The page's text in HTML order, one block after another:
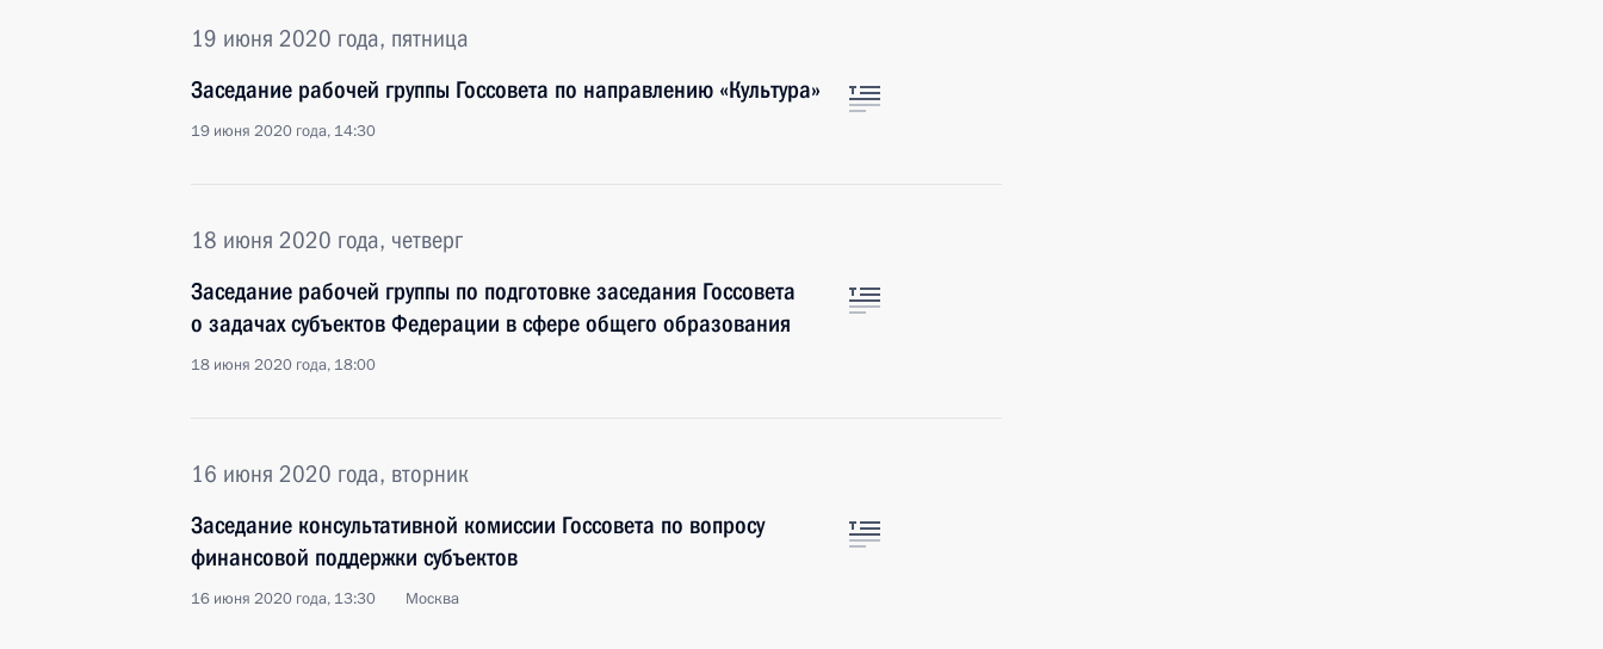
19 июня 2020 года, пятница
Заседание рабочей группы Госсовета по направлению «Культура»
19 июня 2020 года, 14:30
18 июня 2020 года, четверг
Заседание рабочей группы по подготовке заседания Госсовета
о задачах субъектов Федерации в сфере общего образования
18 июня 2020 года, 18:00
16 июня 2020 года, вторник
Заседание консультативной комиссии Госсовета по вопросу
финансовой поддержки субъектов
16 июня 2020 года, 13:30 Москва